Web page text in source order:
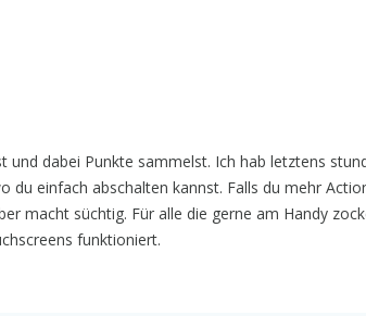
dabei Punkte sammelst. Ich hab letztens
du einfach abschalten kannst. Falls du mehr
macht süchtig. Für alle die gerne am Handy
funktioniert.